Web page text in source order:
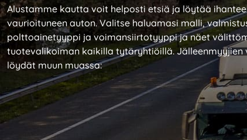
Alustamme kautta voit helposti etsiä ja löytää
vaurioituneen auton. Valitse haluamasi malli,
polttoainetyyppi ja voimansiirtotyyppi ja näet
tuotevalikoiman kaikilla tytäryhtiöillä. Jälleenmyyjien
löydät muun muassa: